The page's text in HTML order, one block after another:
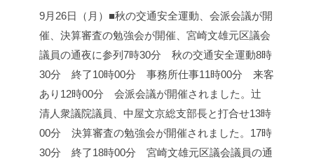
9月26日（月）■秋の交通安全運動、会派会議が開
催、決算審査の勉強会が開催、宮崎文雄元区議会
議員の通夜に参列 7時30分 秋の交通安全運動8時
30分 終了10時00分 事務所仕事11時00分 来客
あり 12時00分 会派会議が開催されました。 辻
清人衆議院議員、中屋文京総支部長と打合せ13時
00分 決算審査の勉強会が開催されました。 17時
30分 終了18時00分 宮崎文雄元区議会議員の通